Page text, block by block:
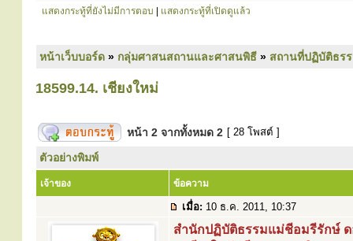
แสดงกระทู้ที่ยังไม่มีการตอบ แสดงกระทู้ที่เปิดดูแล้ว
หน้าเว็บบอร์ด » กลุ่มศาสนสถานและศาสนพิธี » สถานที่ปฏิบัติธร
18599.14. เชียงใหม่
หน้า 2 จากทั้งหมด 2 [ 28 โพสต์ ]
ตัวอย่างพิมพ์
เจ้าของ ข้อความ
เมื่อ: 10 ธ.ค. 2011, 10:37
สำนักปฏิบัติธรรมแม่ชีอมรีรักษ์ ด